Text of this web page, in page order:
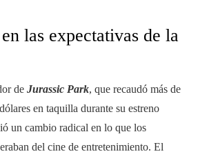
las expectativas de la
de Jurassic Park, que recaudó más de
en taquilla durante su estreno
un cambio radical en lo que los
del cine de entretenimiento. El